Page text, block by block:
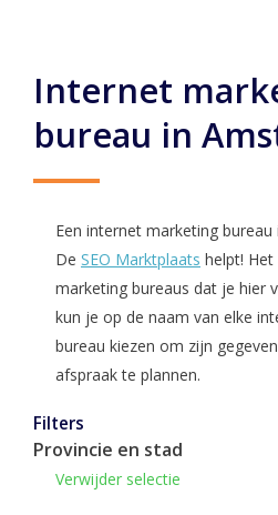
Internet
bureau in
Een internet marketing
De SEO Marktplaats helpt!
marketing bureaus dat je hier
kun je op de naam van elke
bureau kiezen om zijn
afspraak te plannen.
Filters
Provincie en stad
Verwijder selectie